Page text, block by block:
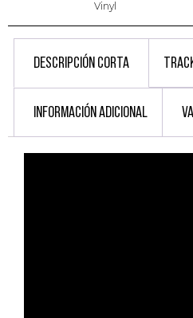
Vinyl
DESCRIPCIÓN CORTA
INFORMACIÓN ADICIONAL